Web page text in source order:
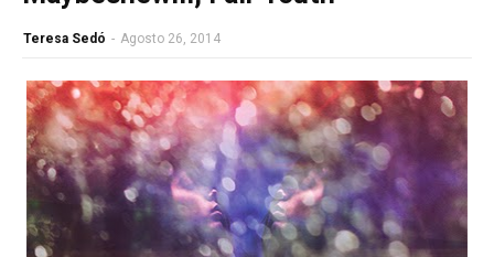
Teresa Sedó - Agosto 26, 2014